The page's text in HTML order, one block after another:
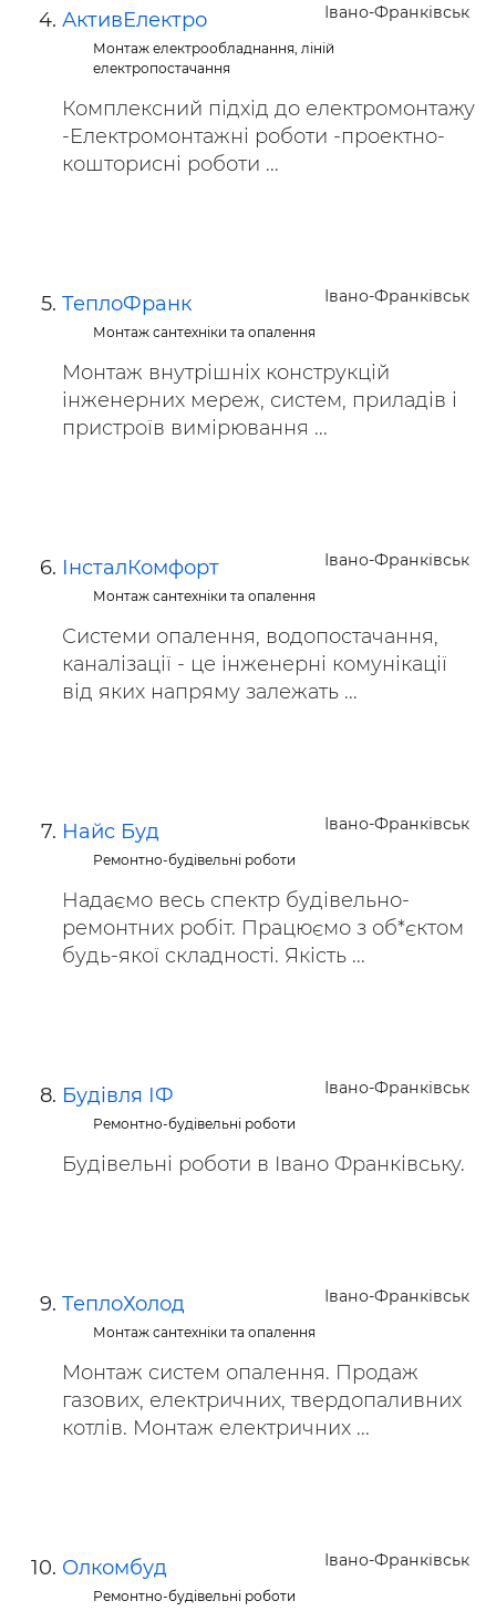
Івано-Франківськ
АктивЕлектро
Монтаж електрообладнання, ліній
електропостачання
Комплексний підхід до електромонтажу
-Електромонтажні роботи -проектно-
кошторисні роботи ...
Івано-Франківськ
ТеплоФранк
Монтаж сантехніки та опалення
Монтаж внутрішніх конструкцій
інженерних мереж, систем, приладів і
пристроїв вимірювання ...
Івано-Франківськ
ІнсталКомфорт
Монтаж сантехніки та опалення
Системи опалення, водопостачання,
каналізації - це інженерні комунікації
від яких напряму залежать ...
Івано-Франківськ
Найс Буд
Ремонтно-будівельні роботи
Надаємо весь спектр будівельно-
ремонтних робіт. Працюємо з об*єктом
будь-якої складності. Якість ...
Івано-Франківськ
Будівля ІФ
Ремонтно-будівельні роботи
Будівельні роботи в Івано Франківську.
Івано-Франківськ
ТеплоХолод
Монтаж сантехніки та опалення
Монтаж систем опалення. Продаж
газових, електричних, твердопаливних
котлів. Монтаж електричних ...
Івано-Франківськ
Олкомбуд
Ремонтно-будівельні роботи